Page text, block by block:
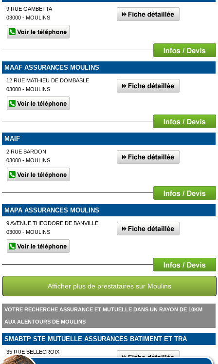
9 RUE GAMBETTA
03000 - MOULINS
MAAF ASSURANCES MOULINS
12 RUE MATHIEU DE DOMBASLE
03000 - MOULINS
MAIF
2 RUE BARDON
03000 - MOULINS
MAPA ASSURANCES MOULINS
9 AVENUE THEODORE DE BANVILLE
03000 - MOULINS
Afficher plus de prestataires sur Moulins
VOTRE RECHERCHE ASSURANCE ET MUTUELLE DANS UN RAYON DE 10KM
AUX ALENTOURS DE MOULINS
SMABTP STE MUTUELLE ASSURANCES BATIMENT ET TRA
35 RUE BELLECROIX
03400 - YZEURE